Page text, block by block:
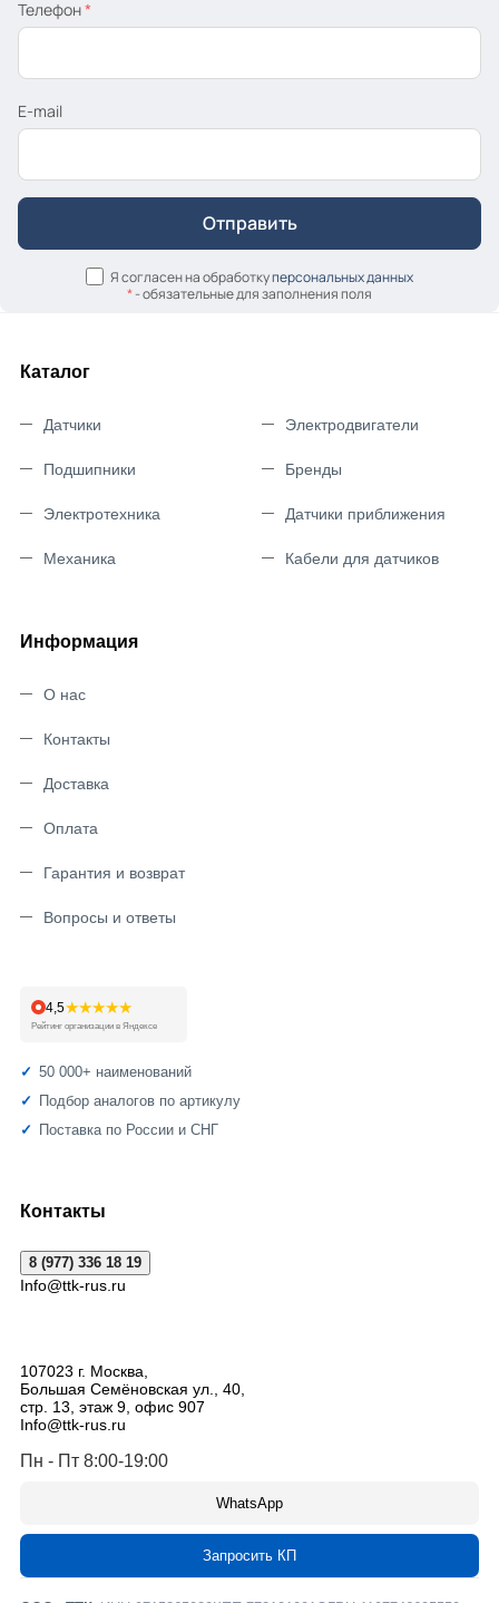
Телефон*
E-mail
Я согласен на обработкуперсональных данных
*- обязательные для заполнения поля
Каталог
Датчики
Подшипники
Электротехника
Механика
Электродвигатели
Бренды
Датчики приближения
Кабели для датчиков
Информация
О нас
Контакты
Доставка
Оплата
Гарантия и возврат
Вопросы и ответы
4,5★★★★★
Рейтинг организации в Яндексе
50 000+ наименований
Подбор аналогов по артикулу
Поставка по России и СНГ
Контакты
8 (977) 336 18 19
Info@ttk-rus.ru
107023 г. Москва,
Большая Семёновская ул., 40,
стр. 13, этаж 9, офис 907
Info@ttk-rus.ru
Пн - Пт 8:00-19:00
WhatsApp
Запросить КП